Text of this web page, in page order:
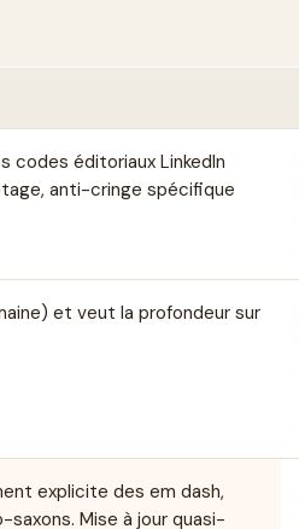
codes éditoriaux LinkedIn
anti-cringe spécifique
et veut la profondeur sur
explicite des em dash,
Mise à jour quasi-